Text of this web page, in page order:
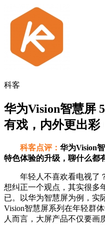
科客
华为Vision智慧屏
有戏，内外更出彩
科客点评： 华为Vision
特色体验的升级，聊什么都
年轻人不喜欢看电视了？
想纠正一个观点，其实很多
已。以华为智慧屏为例，实
Vision智慧屏系列在年轻群
人而言，大屏产品不仅要画